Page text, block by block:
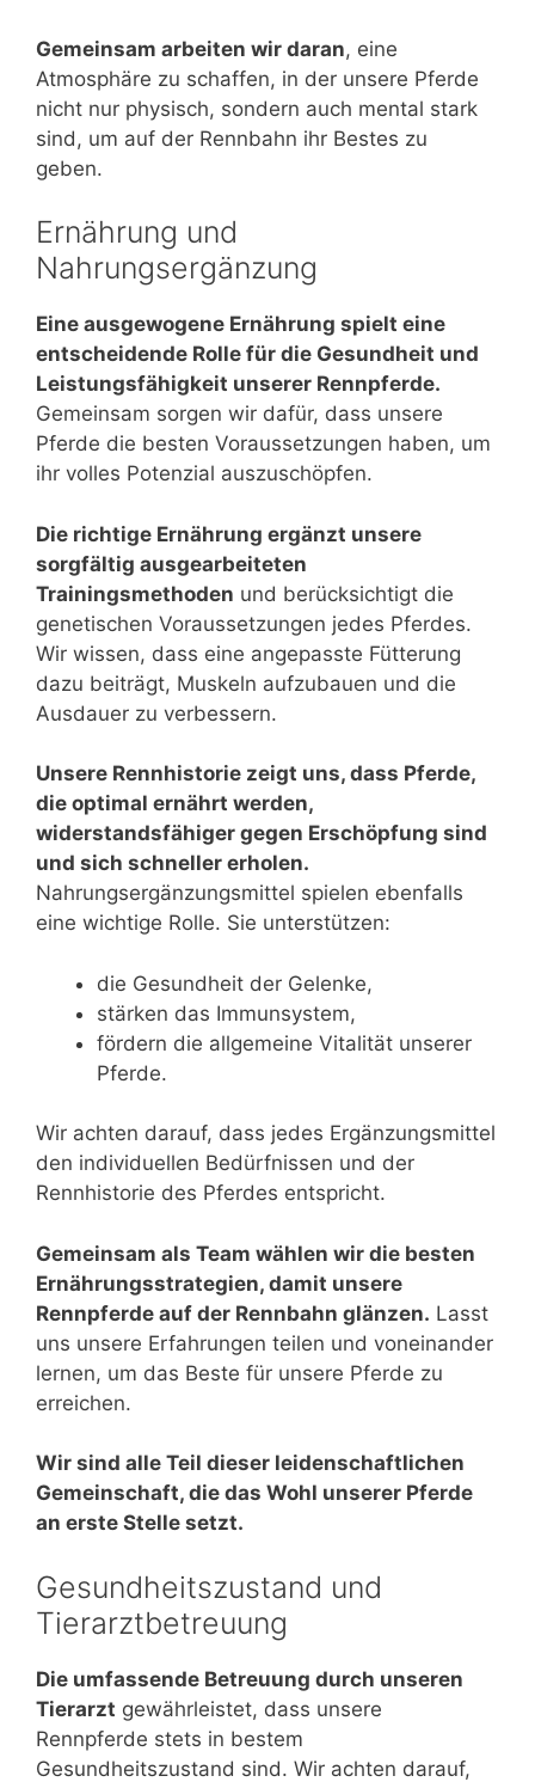
Gemeinsam arbeiten wir daran, eine
Atmosphäre zu schaffen, in der unsere Pferde
nicht nur physisch, sondern auch mental stark
sind, um auf der Rennbahn ihr Bestes zu
geben.
Ernährung und
Nahrungsergänzung
Eine ausgewogene Ernährung spielt eine
entscheidende Rolle für die Gesundheit und
Leistungsfähigkeit unserer Rennpferde.
Gemeinsam sorgen wir dafür, dass unsere
Pferde die besten Voraussetzungen haben, um
ihr volles Potenzial auszuschöpfen.
Die richtige Ernährung ergänzt unsere
sorgfältig ausgearbeiteten
Trainingsmethoden und berücksichtigt die
genetischen Voraussetzungen jedes Pferdes.
Wir wissen, dass eine angepasste Fütterung
dazu beiträgt, Muskeln aufzubauen und die
Ausdauer zu verbessern.
Unsere Rennhistorie zeigt uns, dass Pferde,
die optimal ernährt werden,
widerstandsfähiger gegen Erschöpfung sind
und sich schneller erholen.
Nahrungsergänzungsmittel spielen ebenfalls
eine wichtige Rolle. Sie unterstützen:
die Gesundheit der Gelenke,
stärken das Immunsystem,
fördern die allgemeine Vitalität unserer
Pferde.
Wir achten darauf, dass jedes Ergänzungsmittel
den individuellen Bedürfnissen und der
Rennhistorie des Pferdes entspricht.
Gemeinsam als Team wählen wir die besten
Ernährungsstrategien, damit unsere
Rennpferde auf der Rennbahn glänzen. Lasst
uns unsere Erfahrungen teilen und voneinander
lernen, um das Beste für unsere Pferde zu
erreichen.
Wir sind alle Teil dieser leidenschaftlichen
Gemeinschaft, die das Wohl unserer Pferde
an erste Stelle setzt.
Gesundheitszustand und
Tierarztbetreuung
Die umfassende Betreuung durch unseren
Tierarzt gewährleistet, dass unsere
Rennpferde stets in bestem
Gesundheitszustand sind. Wir achten darauf,